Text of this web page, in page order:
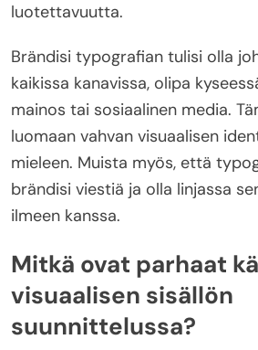
luotettavuutta.
Brändisi typografian tulisi olla
kaikissa kanavissa, olipa
mainos tai sosiaalinen media.
luomaan vahvan visuaalisen
mieleen. Muista myös, että
brändisi viestiä ja olla linjassa
ilmeen kanssa.
Mitkä ovat parhaat
visuaalisen sisällön
suunnittelussa?